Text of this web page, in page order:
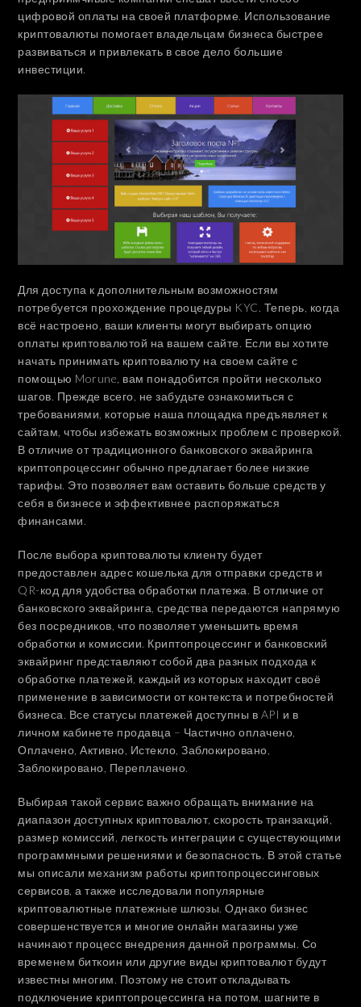
цифровой оплаты на своей платформе. Использование
криптовалюты помогает владельцам бизнеса быстрее
развиваться и привлекать в свое дело большие
инвестиции.
Для доступа к дополнительным возможностям
потребуется прохождение процедуры KYC. Теперь, когда
всё настроено, ваши клиенты могут выбирать опцию
оплаты криптовалютой на вашем сайте. Если вы хотите
начать принимать криптовалюту на своем сайте с
помощью Morune, вам понадобится пройти несколько
шагов. Прежде всего, не забудьте ознакомиться с
требованиями, которые наша площадка предъявляет к
сайтам, чтобы избежать возможных проблем с проверкой.
В отличие от традиционного банковского эквайринга
криптопроцессинг обычно предлагает более низкие
тарифы. Это позволяет вам оставить больше средств у
себя в бизнесе и эффективнее распоряжаться
финансами.
После выбора криптовалюты клиенту будет
предоставлен адрес кошелька для отправки средств и
QR-код для удобства обработки платежа. В отличие от
банковского эквайринга, средства передаются напрямую
без посредников, что позволяет уменьшить время
обработки и комиссии. Криптопроцессинг и банковский
эквайринг представляют собой два разных подхода к
обработке платежей, каждый из которых находит своё
применение в зависимости от контекста и потребностей
бизнеса. Все статусы платежей доступны в API и в
личном кабинете продавца – Частично оплачено,
Оплачено, Активно, Истекло, Заблокировано,
Заблокировано, Переплачено.
Выбирая такой сервис важно обращать внимание на
диапазон доступных криптовалют, скорость транзакций,
размер комиссий, легкость интеграции с существующими
программными решениями и безопасность. В этой статье
мы описали механизм работы криптопроцессинговых
сервисов, а также исследовали популярные
криптовалютные платежные шлюзы. Однако бизнес
совершенствуется и многие онлайн магазины уже
начинают процесс внедрения данной программы. Со
временем биткоин или другие виды криптовалют будут
известны многим. Поэтому не стоит откладывать
подключение криптопроцессинга на потом, шагните в